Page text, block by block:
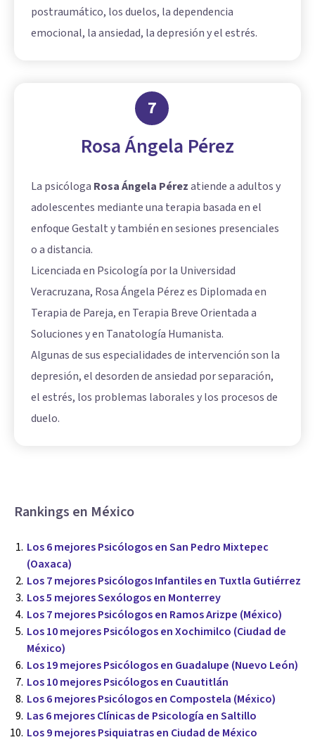
postraumático, los duelos, la dependencia
emocional, la ansiedad, la depresión y el estrés.
7
Rosa Ángela Pérez
La psicóloga Rosa Ángela Pérezatiende a adultos y
adolescentes mediante una terapia basada en el
enfoque Gestalt y también en sesiones presenciales
o a distancia.
Licenciada en Psicología por la Universidad
Veracruzana, Rosa Ángela Pérez es Diplomada en
Terapia de Pareja, en Terapia Breve Orientada a
Soluciones y en Tanatología Humanista.
Algunas de sus especialidades de intervención son la
depresión, el desorden de ansiedad por separación,
el estrés, los problemas laborales y los procesos de
duelo.
Rankings en México
Los 6 mejores Psicólogos en San Pedro Mixtepec
(Oaxaca)
Los 7 mejores Psicólogos Infantiles en Tuxtla Gutiérrez
Los 5 mejores Sexólogos en Monterrey
Los 7 mejores Psicólogos en Ramos Arizpe (México)
Los 10 mejores Psicólogos en Xochimilco (Ciudad de
México)
Los 19 mejores Psicólogos en Guadalupe (Nuevo León)
Los 10 mejores Psicólogos en Cuautitlán
Los 6 mejores Psicólogos en Compostela (México)
Las 6 mejores Clínicas de Psicología en Saltillo
Los 9 mejores Psiquiatras en Ciudad de México